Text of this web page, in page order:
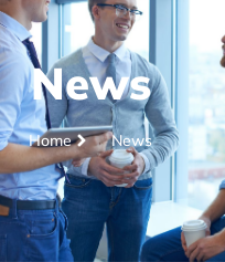
News
Home News